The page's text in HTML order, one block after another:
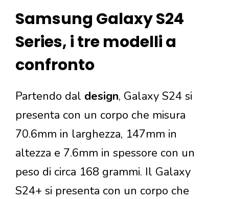
Samsung Galaxy S24
Series, i tre modelli a
confronto
Partendo dal design, Galaxy S24 si
presenta con un corpo che misura
70.6mm in larghezza, 147mm in
altezza e 7.6mm in spessore con un
peso di circa 168 grammi. Il Galaxy
S24+ si presenta con un corpo che